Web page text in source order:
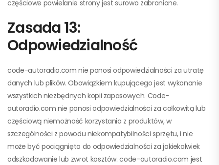
częściowe powielanie strony jest surowo zabronione.
Zasada 13:
Odpowiedzialność
code-autoradio.com nie ponosi odpowiedzialności za utratę
danych lub plików. Obowiązkiem kupującego jest wykonanie
wszystkich niezbędnych kopii zapasowych. Code-
autoradio.com nie ponosi odpowiedzialności za całkowitą lub
częściową niemożność korzystania z produktów, w
szczególności z powodu niekompatybilności sprzętu, i nie
może być pociągnięta do odpowiedzialności za jakiekolwiek
odszkodowanie lub zwrot kosztów. code-autoradio.com jest